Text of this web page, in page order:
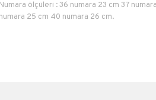
Numara ölçüleri : 36 numara 23 cm 37
numara 25 cm 40 numara 26 cm.